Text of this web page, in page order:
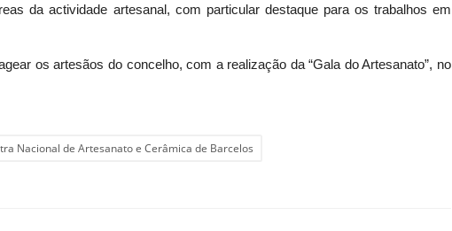
da actividade artesanal, com particular destaque para os trabalhos em
os artesãos do concelho, com a realização da “Gala do Artesanato”, no
Nacional de Artesanato e Cerâmica de Barcelos